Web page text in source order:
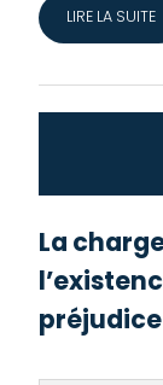
LIRE LA SUITE
La